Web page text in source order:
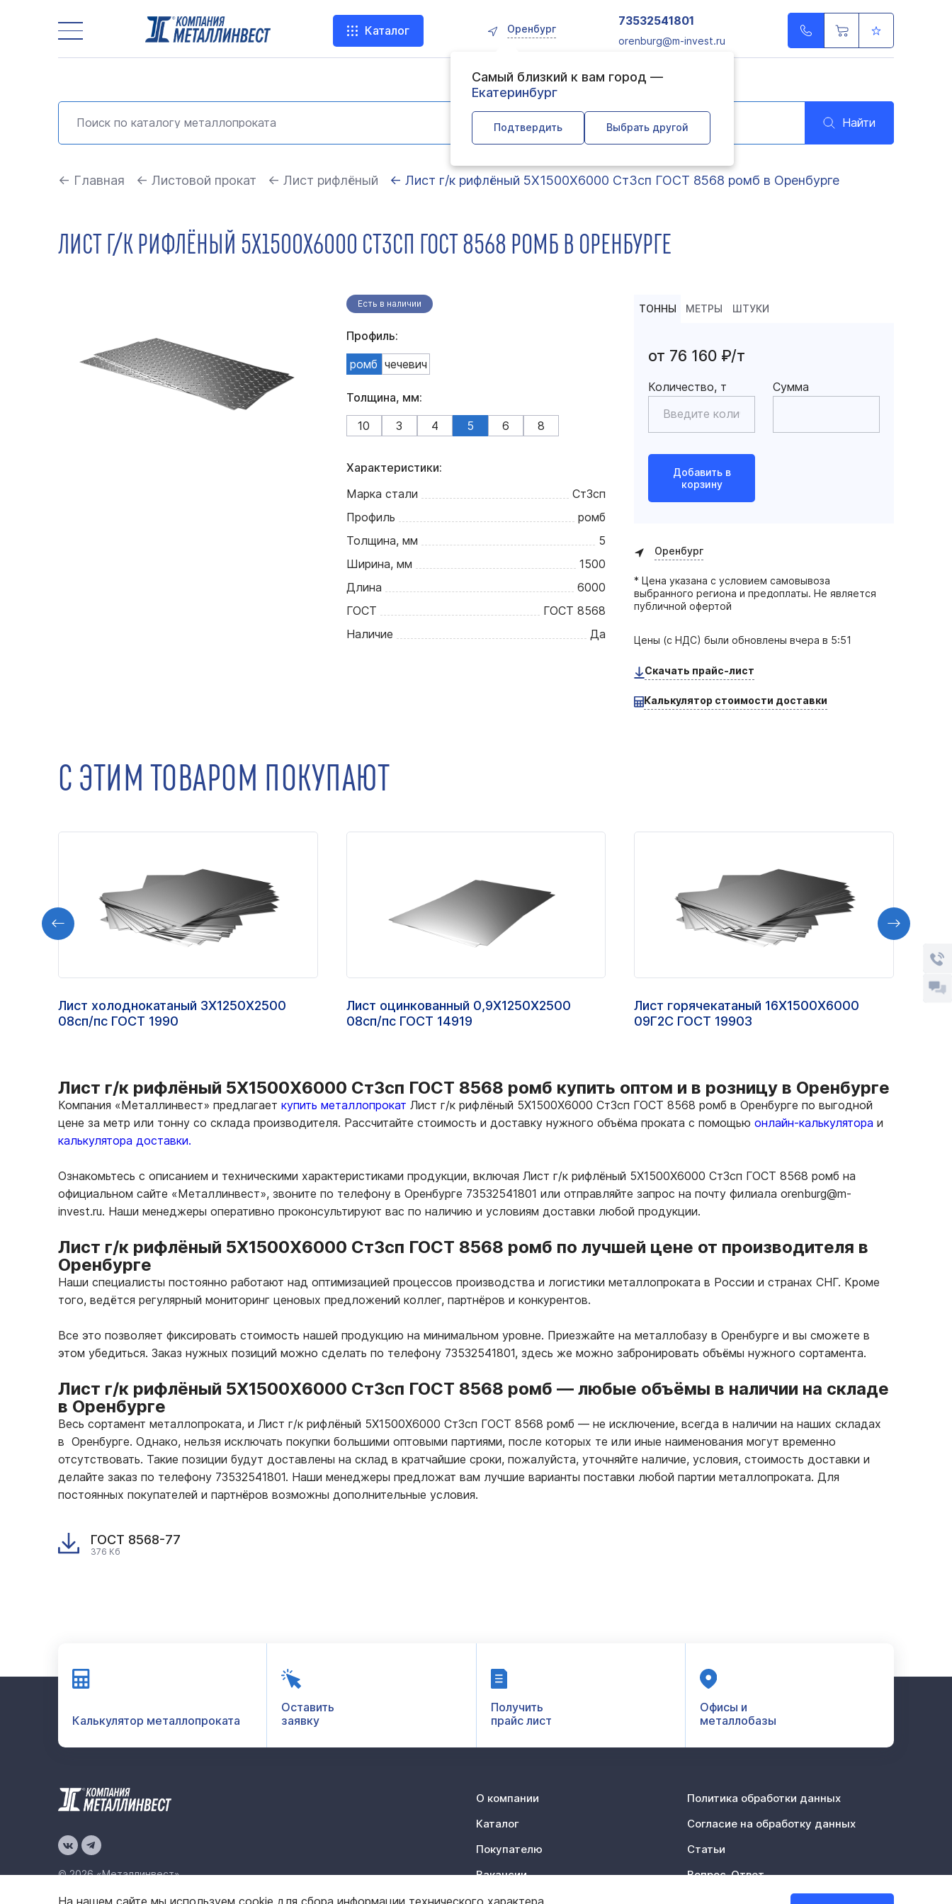
Каталог Оренбург
Самый близкий к вам город —
Екатеринбург
Подтвердить Выбрать другой
73532541801
orenburg@m-invest.ru
Найти
← Главная ← Листовой прокат ← Лист рифлёный ← Лист г/к рифлёный 5Х1500Х6000 Ст3сп ГОСТ 8568 ромб в Оренбурге
ЛИСТ Г/К РИФЛЁНЫЙ 5Х1500Х6000 СТ3СП ГОСТ 8568 РОМБ В ОРЕНБУРГЕ
Есть в наличии
Профиль:
ромб чечевич
Толщина, мм:
10
3 4 5 6 8
Характеристики:
Марка стали
Ст3сп
Профиль
ромб
Толщина, мм
5
Ширина, мм
1500
Длина
6000
ГОСТ
ГОСТ 8568
Наличие
Да
ТОННЫ МЕТРЫ ШТУКИ
от 76 160 ₽/т
Количество, т Сумма
Добавить в
корзину
Оренбург
* Цена указана с условием самовывоза
выбранного региона и предоплаты. Не является
публичной офертой
Цены (с НДС) были обновленывчера в 5:51
Скачать прайс-лист
Калькулятор стоимости доставки
С ЭТИМ ТОВАРОМ ПОКУПАЮТ
Лист холоднокатаный 3Х1250Х2500
08сп/пс ГОСТ 1990
Лист оцинкованный 0,9Х1250Х2500
08сп/пс ГОСТ 14919
Лист горячекатаный 16Х1500Х6000
09Г2С ГОСТ 19903
Лист г/к рифлёный 5Х1500Х6000 Ст3сп ГОСТ 8568 ромб купить оптом и в розницу в Оренбурге
Компания «Металлинвест» предлагает купить металлопрокат Лист г/к рифлёный 5Х1500Х6000 Ст3сп ГОСТ 8568 ромб в Оренбурге по выгодной
цене за метр или тонну со склада производителя. Рассчитайте стоимость и доставку нужного объёма проката с помощью онлайн-калькулятора и
калькулятора доставки.
Ознакомьтесь с описанием и техническими характеристиками продукции, включая Лист г/к рифлёный 5Х1500Х6000 Ст3сп ГОСТ 8568 ромб на
официальном сайте «Металлинвест», звоните по телефону в Оренбурге 73532541801 или отправляйте запрос на почту филиала orenburg@m-
invest.ru. Наши менеджеры оперативно проконсультируют вас по наличию и условиям доставки любой продукции.
Лист г/к рифлёный 5Х1500Х6000 Ст3сп ГОСТ 8568 ромб по лучшей цене от производителя в
Оренбурге
Наши специалисты постоянно работают над оптимизацией процессов производства и логистики металлопроката в России и странах СНГ. Кроме
того, ведётся регулярный мониторинг ценовых предложений коллег, партнёров и конкурентов.
Все это позволяет фиксировать стоимость нашей продукцию на минимальном уровне. Приезжайте на металлобазу в Оренбурге и вы сможете в
этом убедиться. Заказ нужных позиций можно сделать по телефону 73532541801, здесь же можно забронировать объёмы нужного сортамента.
Лист г/к рифлёный 5Х1500Х6000 Ст3сп ГОСТ 8568 ромб — любые объёмы в наличии на складе
в Оренбурге
Весь сортамент металлопроката, и Лист г/к рифлёный 5Х1500Х6000 Ст3сп ГОСТ 8568 ромб — не исключение, всегда в наличии на наших складах
в Оренбурге. Однако, нельзя исключать покупки большими оптовыми партиями, после которых те или иные наименования могут временно
отсутствовать. Такие позиции будут доставлены на склад в кратчайшие сроки, пожалуйста, уточняйте наличие, условия, стоимость доставки и
делайте заказ по телефону 73532541801. Наши менеджеры предложат вам лучшие варианты поставки любой партии металлопроката. Для
постоянных покупателей и партнёров возможны дополнительные условия.
ГОСТ 8568-77
376 Кб
Калькулятор металлопроката
Оставить
заявку
Получить
прайс лист
Офисы и
металлобазы
© 2026 «Металлинвест»
О компании
Каталог
Покупателю
Вакансии
Контакты
Политика обработки данных
Согласие на обработку данных
Статьи
Вопрос-Ответ
На нашем сайте мы используем cookie для сбора информации технического характера.